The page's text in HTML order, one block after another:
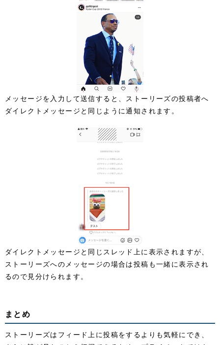
メッセージを入力して送信すると、ストーリーズの投稿者へ
ダイレクトメッセージと同じように通知されます。
ダイレクトメッセージと同じスレッド上に表示されますが、
ストーリーズへのメッセージの場合は投稿も一緒に表示され
るので見分けられます。
まとめ
ストーリーズはフィード上に投稿をするよりも気軽にでき、